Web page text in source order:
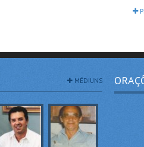
MÉDIUNS